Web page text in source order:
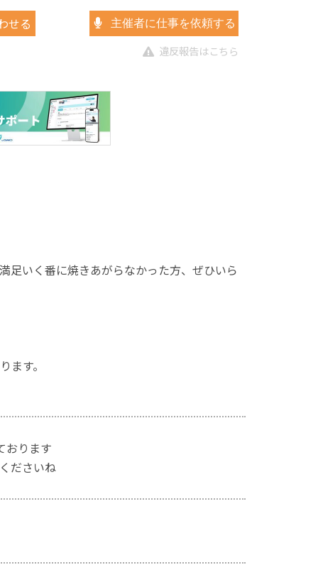
せる 主催者に仕事を依頼する
違反報告はこちら
足いく番に焼きあがらなかった方、ぜひいら
す。
おります
ださいね